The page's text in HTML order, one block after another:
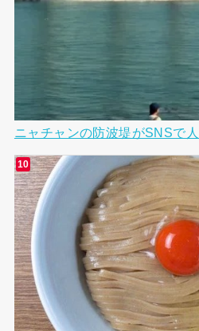
ニャチャンの防波堤がSNSで